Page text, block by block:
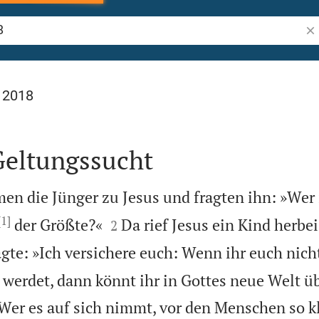
die Jünger zu Jesus und fragten ihn:
der Größte?«
2 Da rief Jesus ein Kind
»Ich versichere euch: Wenn ihr euch
dann könnt ihr in Gottes neue Welt
es auf sich nimmt, vor den Menschen so